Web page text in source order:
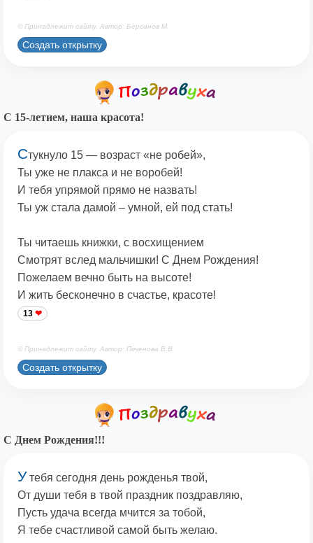
© Принадлежит сайту. Автор: Берсанов М.
Создать открытку
С 15-летием, наша красота!
Стукнуло 15 — возраст «не робей»,
Ты уже не плакса и не воробей!
И тебя упрямой прямо не назвать!
Ты уж стала дамой – умной, ей под стать!
Ты читаешь книжки, с восхищением
Смотрят вслед мальчишки! С Днем Рождения!
Пожелаем вечно быть на высоте!
И жить бесконечно в счастье, красоте!
13
© Принадлежит сайту. Автор: Печенова В.В.
Создать открытку
С Днем Рождения!!!
У тебя сегодня день рожденья твой,
От души тебя в твой праздник поздравляю,
Пусть удача всегда мчится за тобой,
Я тебе счастливой самой быть желаю.